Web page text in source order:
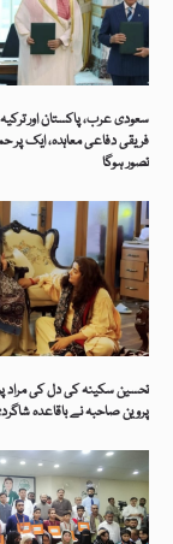
سعودی عرب، پاکستان اور
فریقی دفاعی معاہدہ، ایک پر
تصور ہوگا
تحسین سکینہ کی دل کی مراد
پروین صاحبہ نے باقاعدہ